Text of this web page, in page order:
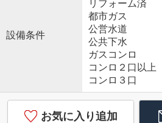
設備条件
リフォーム済
都市ガス
公営水道
公共下水
ガスコンロ
コンロ２口以上
コンロ３口
お気に入り追加